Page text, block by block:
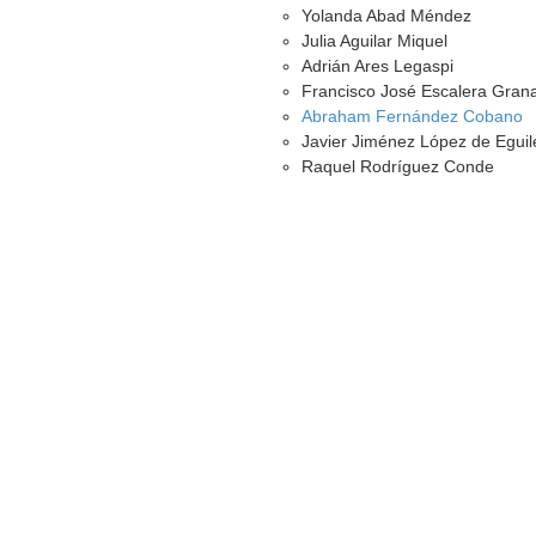
Yolanda Abad Méndez
Julia Aguilar Miquel
Adrián Ares Legaspi
Francisco José Escalera
Abraham Fernández Cobano
Javier Jiménez López de
Raquel Rodríguez Conde